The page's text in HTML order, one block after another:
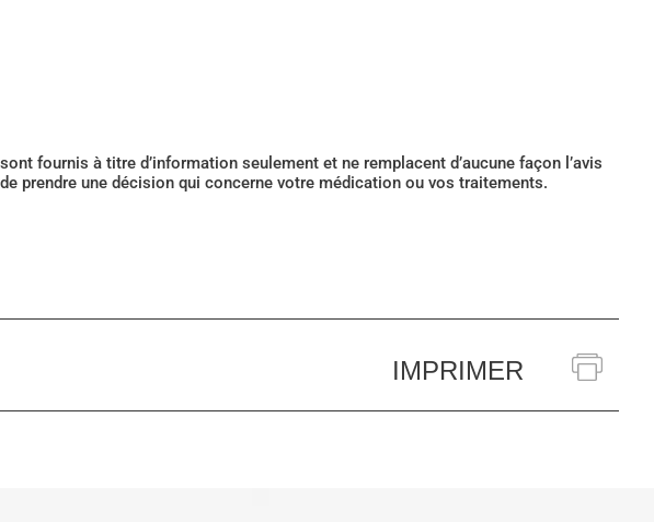
fournis à titre d’information seulement et ne remplacent d’aucune façon l’avis
prendre une décision qui concerne votre médication ou vos traitements.
IMPRIMER